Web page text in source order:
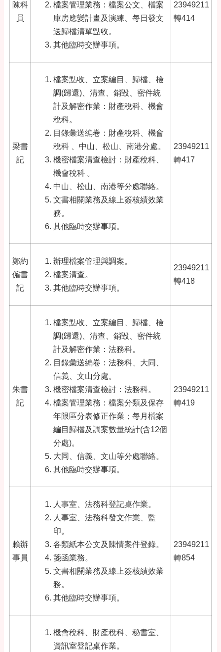
陳科
員
檔案管理業務：檔案公文、檔案
庫房應變計畫及演練、每日發文
送歸檔清單點收。
其他臨時交辦事項。
23949211
轉414
梁書
記
檔案點收、立案編目、歸檔、檢
調(歸還)、清查、銷毀、密件統
計及解密作業：財產稅科
機會
稅科。
目錄彙送編卷：財產稅科
機會
稅科 、中山、松山、南港分處。
機密檔案清查檢討：財產稅科
機會稅科 。
中山、松山、南港等分處聯絡。
文書相關業務及線上簽核績效業
務。
其他臨時交辦事項。
23949211
轉417
鄭約
僱書
記
辦理檔案管理與調案。
檔案清查。
其他臨時交辦事項。
23949211
轉418
朱書
記
檔案點收、立案編目、歸檔、檢
調(歸還)、清查、銷毀、密件統
計及解密作業：法務科。
目錄彙送編卷：法務科、大同、
信義、文山分處。
機密檔案清查檢討：法務科。
檔案管理業務：檔案分類及保存
年限區分表修正作業；每月檔案
編目歸檔及調案數量統計(含12個
分處)。
大同、信義、文山等分處聯絡。
其他臨時交辦事項。
23949211
轉419
賴辦
事員
人事室、法務科登記桌作業。
人事室、法務科發文作業、監
印。
各類紙本公文及陳情案件登錄。
箋函業務。
文書相關業務及線上簽核績效業
務。
其他臨時交辦事項。
23949211
轉854
機會稅科、財產稅科、秘書室、
資訊室登記桌作業。